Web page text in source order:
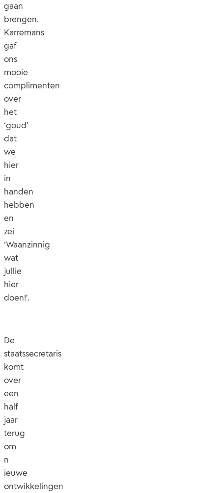
gaan
brengen.
Karremans
gaf
ons
mooie
complimenten
over
het
‘goud’
dat
we
hier
in
handen
hebben
en
zei
‘Waanzinnig
wat
jullie
hier
doen!’.
De
staatssecretaris
komt
over
een
half
jaar
terug
om
n
ieuwe
ontwikkelingen